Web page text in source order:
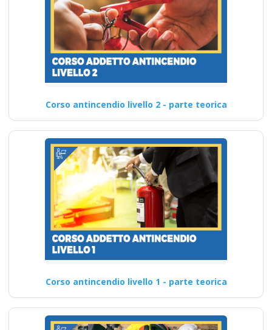
Corso antincendio livello 2 - parte teorica
Corso antincendio livello 1 - parte teorica